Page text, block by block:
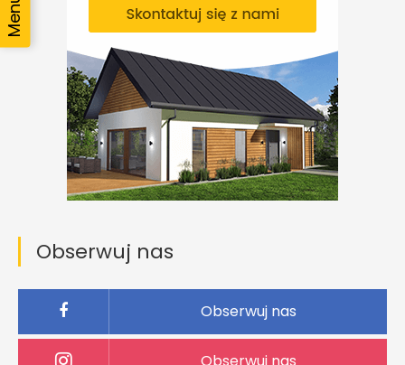
Obserwuj nas
Obserwuj nas